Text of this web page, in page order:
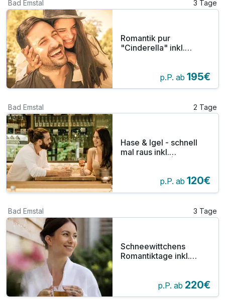
Bad Emstal 3 Tage
Romantik pur
"Cinderella" inkl.
Hessisches Bergland
inkl. HP
p.P. ab 195€
Bad Emstal 2 Tage
Hase & Igel - schnell
mal raus inkl.
p.P. ab 120€
Bad Emstal 3 Tage
Schneewittchens
Romantiktage inkl.
Tage Hessisches
Bergland - inkl. HP
p.P. ab 220€